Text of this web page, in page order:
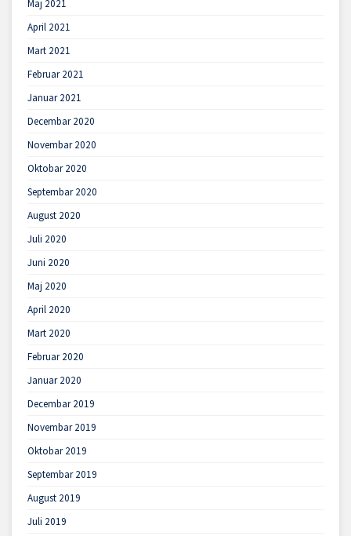
Maj 2021
April 2021
Mart 2021
Februar 2021
Januar 2021
Decembar 2020
Novembar 2020
Oktobar 2020
Septembar 2020
August 2020
Juli 2020
Juni 2020
Maj 2020
April 2020
Mart 2020
Februar 2020
Januar 2020
Decembar 2019
Novembar 2019
Oktobar 2019
Septembar 2019
August 2019
Juli 2019